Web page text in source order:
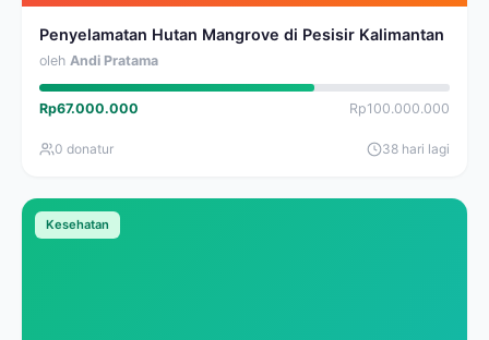
Penyelamatan Hutan Mangrove di Pesisir Kalimantan
oleh Andi Pratama
Rp67.000.000 Rp100.000.000
0 donatur 38 hari lagi
Kesehatan